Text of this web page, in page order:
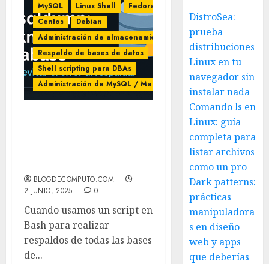
MySQL
Linux Shell
Fedora
Centos
Debian
Administración de almacenamiento
Respaldo de bases de datos
Shell scripting para DBAs
Administración de MySQL / MariaDB
BLOGDECOMPUTO.COM
2 JUNIO, 2025
0
Cuando usamos un script en
Bash para realizar
respaldos de todas las bases
de...
DistroSea:
prueba
distribuciones
Linux en tu
navegador sin
instalar nada
Comando ls en
Linux: guía
completa para
listar archivos
como un pro
Dark patterns:
prácticas
manipuladora
s en diseño
web y apps
que deberías